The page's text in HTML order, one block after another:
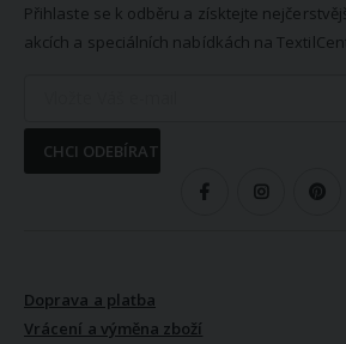
Přihlaste se k odběru a získtejte
akcích a speciálních nabídkách na
CHCI ODEBÍRAT
Doprava a platba
Vrácení a výměna zboží